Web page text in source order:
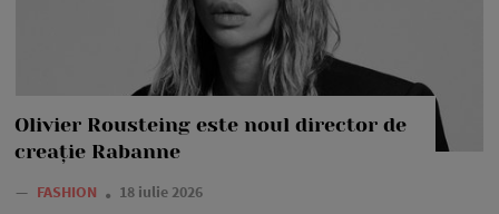
Olivier Rousteing este noul director de
creație Rabanne
— FASHION 18 iulie 2026